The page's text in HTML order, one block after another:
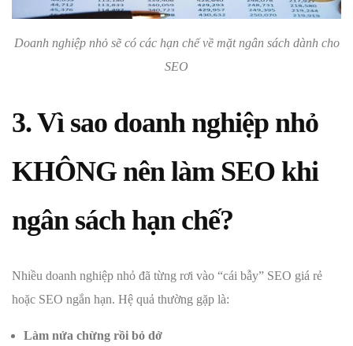
Doanh nghiệp nhỏ sẽ có các hạn chế về mặt ngân sách dành cho
SEO
3. Vì sao doanh nghiệp nhỏ
KHÔNG nên làm SEO khi
ngân sách hạn chế?
Nhiều doanh nghiệp nhỏ đã từng rơi vào “cái bẫy” SEO giá rẻ
hoặc SEO ngắn hạn. Hệ quả thường gặp là:
Làm nửa chừng rồi bỏ dở